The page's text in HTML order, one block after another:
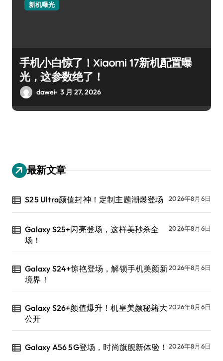
新机曝光
手机小白惊了！Xiaomi 17新机配置曝
光，这参数绝了！
dawei 3 月 27, 2026
最新文章
S25 Ultra颜值封神！定制主题潮爆登场 2026年8月6日
Galaxy S25+闪亮登场，这样美秒杀全
场！
2026年8月6日
Galaxy S24+惊艳登场，解锁手机美颜新
境界！
2026年8月6日
Galaxy S26+颜值爆升！机皇美颜秘籍大
公开
2026年8月6日
Galaxy A56 5G登场，时尚旗舰新体验！ 2026年8月6日